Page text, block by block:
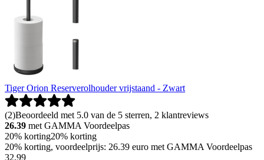
Tiger Orion Reserverolhouder vrijstaand - Zwart
(2)Beoordeeld met 5.0 van de 5 sterren, 2 klantreviews
26.39 met GAMMA Voordeelpas
20% korting20% korting
20% korting, voordeelprijs: 26.39 euro met GAMMA Voordeelpas
32.99